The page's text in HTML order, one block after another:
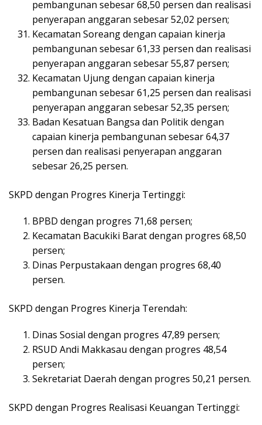
pembangunan sebesar 68,50 persen dan realisasi
penyerapan anggaran sebesar 52,02 persen;
Kecamatan Soreang dengan capaian kinerja
pembangunan sebesar 61,33 persen dan realisasi
penyerapan anggaran sebesar 55,87 persen;
Kecamatan Ujung dengan capaian kinerja
pembangunan sebesar 61,25 persen dan realisasi
penyerapan anggaran sebesar 52,35 persen;
Badan Kesatuan Bangsa dan Politik dengan
capaian kinerja pembangunan sebesar 64,37
persen dan realisasi penyerapan anggaran
sebesar 26,25 persen.
SKPD dengan Progres Kinerja Tertinggi:
BPBD dengan progres 71,68 persen;
Kecamatan Bacukiki Barat dengan progres 68,50
persen;
Dinas Perpustakaan dengan progres 68,40
persen.
SKPD dengan Progres Kinerja Terendah:
Dinas Sosial dengan progres 47,89 persen;
RSUD Andi Makkasau dengan progres 48,54
persen;
Sekretariat Daerah dengan progres 50,21 persen.
SKPD dengan Progres Realisasi Keuangan Tertinggi: